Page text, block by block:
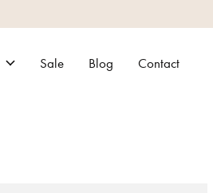
Sale Blog Contact